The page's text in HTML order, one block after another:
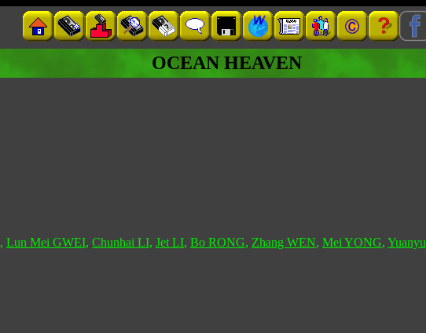
OCEAN HEAVEN
, Lun Mei GWEI, Chunhai LI, Jet LI, Bo RONG, Zhang WEN, Mei YONG,